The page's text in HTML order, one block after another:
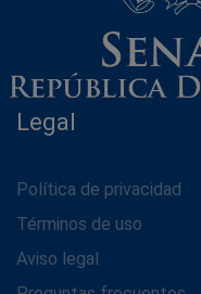
Legal
Política de privacidad
Términos de uso
Aviso legal